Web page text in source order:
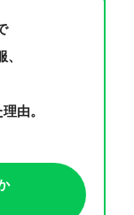
由。